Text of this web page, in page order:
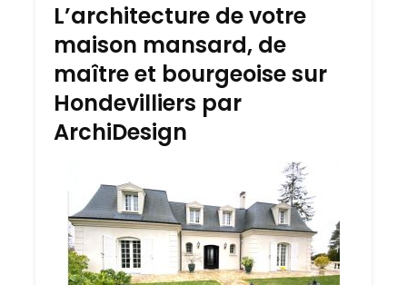
L’architecture de votre
maison mansard, de
maître et bourgeoise sur
Hondevilliers par
ArchiDesign